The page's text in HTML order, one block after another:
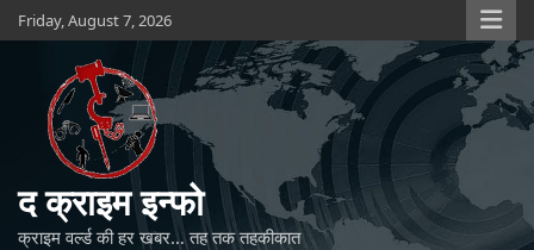
Skip
to
Friday, August 7, 2026
द क्राइम इन्फो
क्राइम वर्ल्ड की हर खबर… तह तक तहकीकात